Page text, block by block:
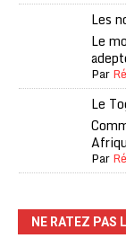
Les
Le
Par
Le
Par
NE RATEZ PAS